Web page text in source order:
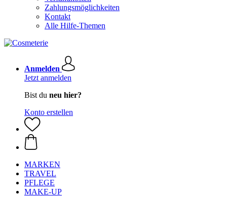
Zahlungsmöglichkeiten
Kontakt
Alle Hilfe-Themen
Anmelden
Jetzt anmelden
Bist du neu hier?
Konto erstellen
MARKEN
TRAVEL
PFLEGE
MAKE-UP